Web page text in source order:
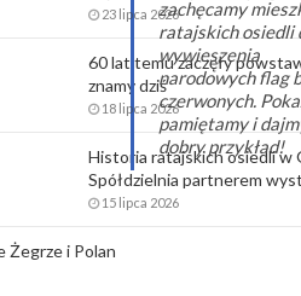
zachęcamy
ratajskich osiedli
wywieszenia
narodowych flag
czerwonych.
pamiętamy i
dobry przykład!
23 lipca 2026
60 lat temu zaczęły
znamy dziś
18 lipca 2026
Historia ratajskich osiedli w
Spółdzielnia partnerem
15 lipca 2026
Żegrze i Polan